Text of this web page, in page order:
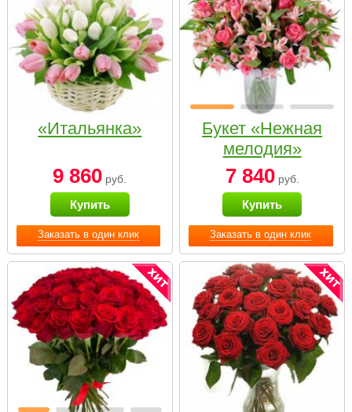
Заказать в один клик
«Итальянка»
9 860 руб.
Купить
Заказать в один клик
Букет «Нежная
мелодия»
7 840руб.
Купить